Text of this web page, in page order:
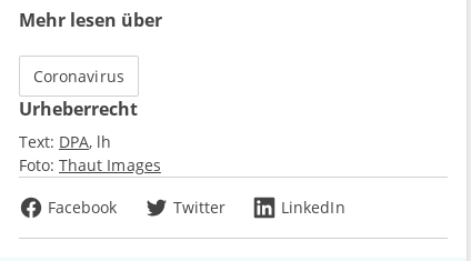
Mehr lesen über
Coronavirus
Urheberrecht
Text: DPA lh
Foto: Thaut Images
Facebook
Twitter LinkedIn